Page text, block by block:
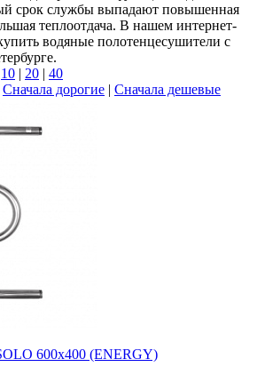
срок службы выпадают повышенная
теплоотдача. В нашем интернет-
водяные полотенцесушители с
10 | 20 | 40
Сначала дорогие | Сначала дешевые
600x400 (ENERGY)